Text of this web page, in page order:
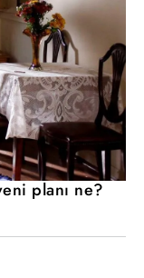
planı ne?